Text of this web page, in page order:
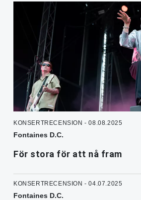
KONSERTRECENSION - 08.08.2025
Fontaines D.C.
För stora för att nå fram
KONSERTRECENSION - 04.07.2025
Fontaines D.C.